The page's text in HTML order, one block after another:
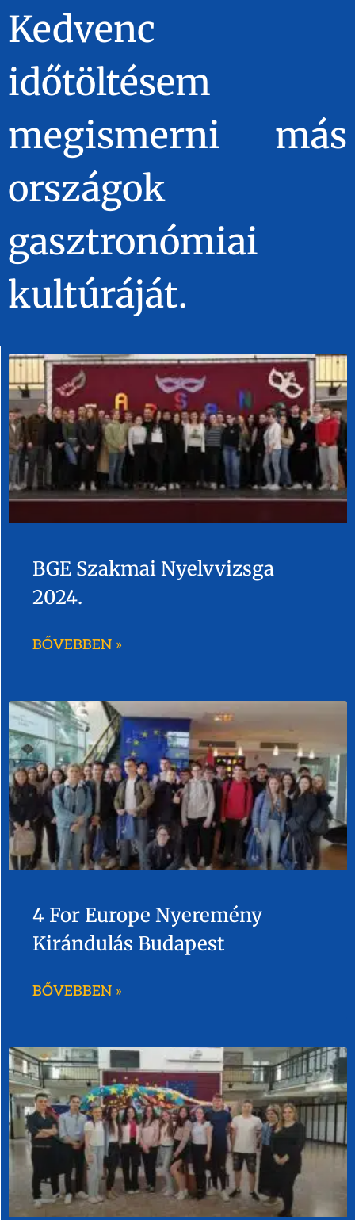
Kedvenc
időtöltésem
megismerni más
országok
gasztronómiai
kultúráját.
BGE Szakmai Nyelvvizsga
2024.
BŐVEBBEN »
4 For Europe Nyeremény
Kirándulás Budapest
BŐVEBBEN »